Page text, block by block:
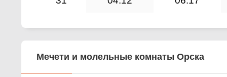
Мечети и молельные комнаты Орска